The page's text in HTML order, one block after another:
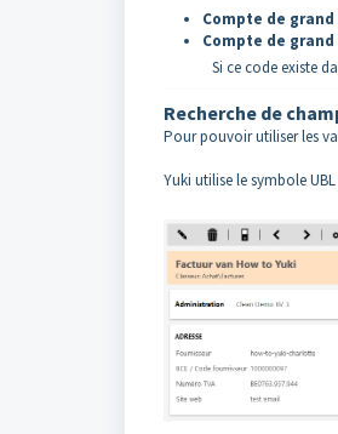
Compte de
Compte de
Si ce code existe
Recherche de
Pour pouvoir utiliser les
Yuki utilise le symbole